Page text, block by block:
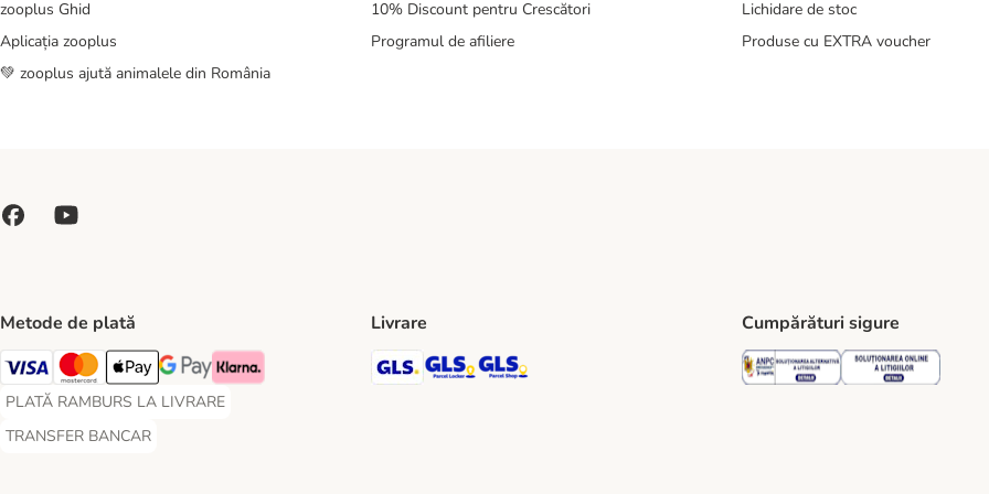
zooplus Ghid
Aplicația zooplus
💚 zooplus ajută animalele din România
10% Discount pentru Crescători
Programul de afiliere
Lichidare de stoc
Produse cu EXTRA voucher
Metode de plată
Visa Payment Method
Master Card Payment Method
Apple Pay Payment Method
Google Pay Payment Method
Klarna Payment Method
PLATĂ RAMBURS LA LIVRARE
PLATĂ RAMBURS LA LIVRARE Payment Method
TRANSFER BANCAR
TRANSFER BANCAR Payment Method
Livrare
GLS Shipping Method
GLS Locker Shipping Method
GLS Parcel Shop Shipping Method
Cumpărături sigure
Security